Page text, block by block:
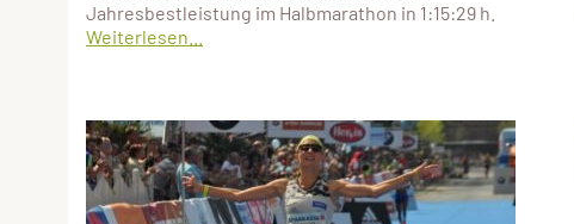
Jahresbestleistung im Halbmarathon in 1:15:29 h.
Weiterlesen...